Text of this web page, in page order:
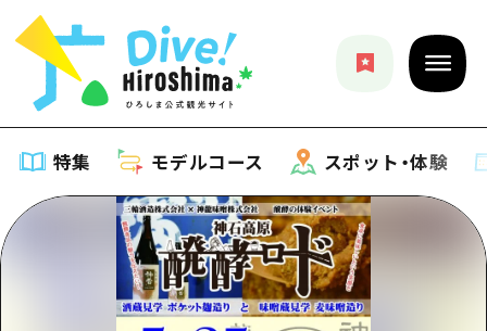
特集 モデルコース スポット・体験
特集
特集一覧
モデルコース